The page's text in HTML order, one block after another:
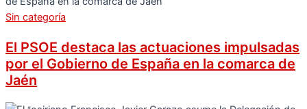
Sin categoría
El PSOE destaca las actuaciones impulsadas
por el Gobierno de España en la comarca de
Jaén